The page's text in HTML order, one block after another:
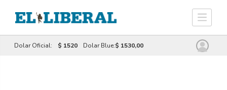
Dolar Oficial: $ 1520 Dolar Blue:$ 1530,00